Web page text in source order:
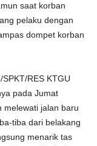
saat korban
pelaku dengan
dompet korban
RES KTGU
pada Jumat
melewati jalan baru
tiba dari belakang
menarik tas